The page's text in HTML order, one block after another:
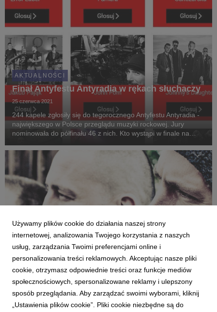
AKTUALNOŚCI
Finał Antyfestu Antyradia w rękach słuchaczy
25 czerwca 2021
244 kapele zgłosiły się do tegorocznego Antyfestu Antyradia -
największego w Polsce przeglądu muzyki rockowej. Jury
nominowała do półfinału 46 z nich. Kto wystąpi w finale na
fani i słuchacze stacji.
AKTUALNOŚCI
Curcuma zwycięża Antyfest Antyradia 2018
8 czerwca 2018
Używamy plików cookie do działania naszej strony
internetowej, analizowania Twojego korzystania z naszych
usług, zarządzania Twoimi preferencjami online i
personalizowania treści reklamowych. Akceptując nasze pliki
cookie, otrzymasz odpowiednie treści oraz funkcje mediów
społecznościowych, spersonalizowane reklamy i ulepszony
sposób przeglądania. Aby zarządzać swoimi wyborami, kliknij
„Ustawienia plików cookie”. Pliki cookie niezbędne są do